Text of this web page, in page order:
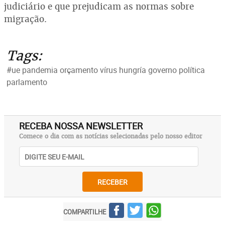
judiciário e que prejudicam as normas sobre
migração.
Tags:
#ue pandemia orçamento vírus hungría governo política
parlamento
RECEBA NOSSA NEWSLETTER
Comece o dia com as notícias selecionadas pelo nosso editor
RECEBER
COMPARTILHE